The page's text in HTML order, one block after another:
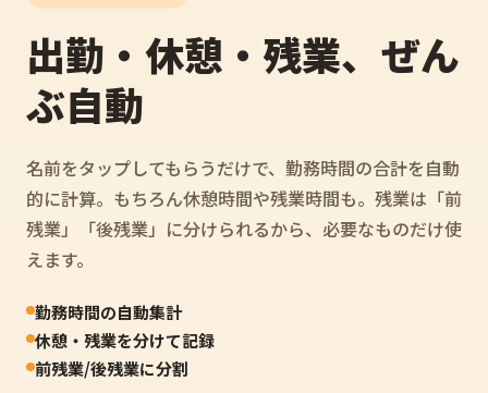
出勤・休憩・残業、ぜん
ぶ自動
名前をタップしてもらうだけで、勤務時間の合計を自動
的に計算。もちろん休憩時間や残業時間も。残業は「前
残業」「後残業」に分けられるから、必要なものだけ使
えます。
勤務時間の自動集計
休憩・残業を分けて記録
前残業/後残業に分割